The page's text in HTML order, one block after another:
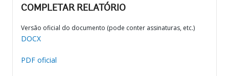
COMPLETAR RELATÓRIO
Versão oficial do documento (pode conter assinaturas, etc.)
DOCX
PDF oficial